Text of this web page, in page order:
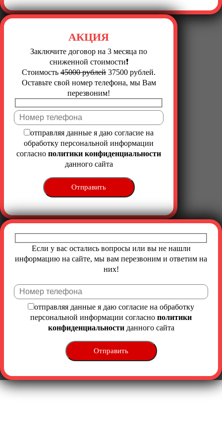
АКЦИЯ
Заключите договор на 3 месяца по
сниженной стоимости❗️
Стоимость45000 рублей37500 рублей.
Оставьте свой номер телефона, мы Вам
перезвоним!
Оставьте это
отправляя данные я даю согласие на
обработку персональной информации
согласнополитики конфиденциальности
данного сайта
Если у вас остались вопросы или вы не нашли
информацию на сайте, мы вам перезвоним и ответим на
них!
отправляя данные я даю согласие на обработку
персональной информации согласно политики
конфиденциальностиданного сайта